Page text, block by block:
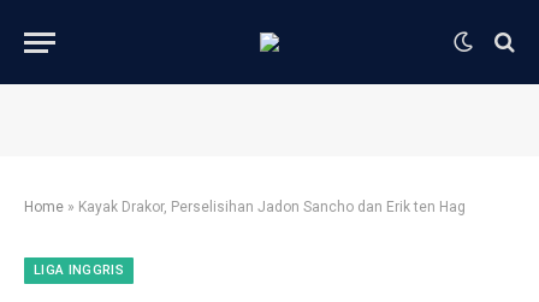
Home » Kayak Drakor, Perselisihan Jadon Sancho dan Erik ten Hag
LIGA INGGRIS